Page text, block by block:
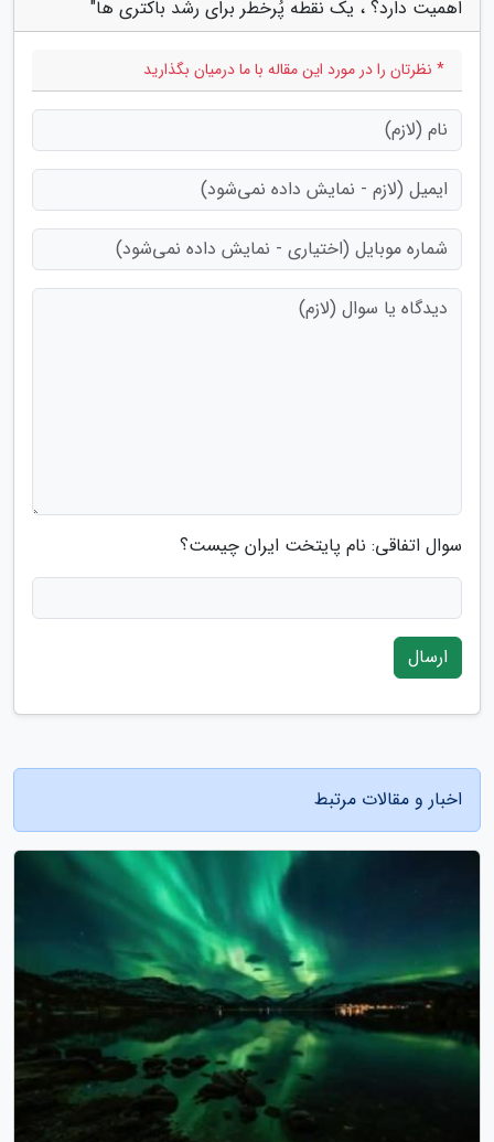
اهمیت دارد؟ ، یک نقطه پُرخطر برای رشد باکتری ها"
* نظرتان را در مورد این مقاله با ما درمیان بگذارید
سوال اتفاقی: نام پایتخت ایران چیست؟
ارسال
اخبار و مقالات مرتبط